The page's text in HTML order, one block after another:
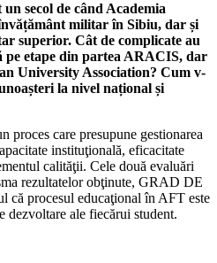
secol de când Academia
militar în Sibiu, dar și
superior. Cât de complicate au
pe etape din partea ARACIS, dar
University Association? Cum v-
la nivel național și
proces care presupune gestionarea
instituţională, eficacitate
calităţii. Cele două evaluări
rezultatelor obţinute, GRAD DE
procesul educaţional în AFT este
dezvoltare ale fiecărui student.